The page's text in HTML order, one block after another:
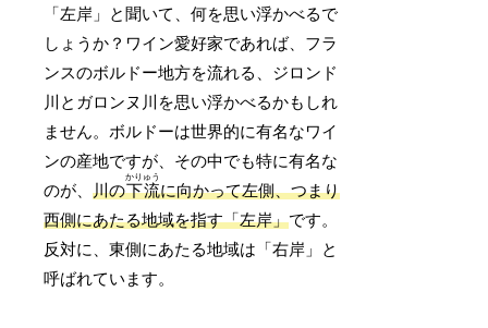
「左岸」と聞いて、何を思い浮かべるで
しょうか？ワイン愛好家であれば、フラ
ンスのボルドー地方を流れる、ジロンド
川とガロンヌ川を思い浮かべるかもしれ
ません。ボルドーは世界的に有名なワイ
ンの産地ですが、その中でも特に有名な
のが、川の下流
かりゅう
に向かって左側、つまり
西側にあたる地域を指す「左岸」です。
反対に、東側にあたる地域は「右岸」と
呼ばれています。